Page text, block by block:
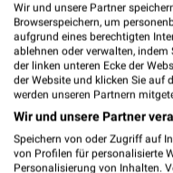
Wir und unsere Partner
Browserspeichern, um
aufgrund eines berechtigten
ablehnen oder verwalten, indem
der linken unteren Ecke der
der Website und klicken Sie auf
werden unseren Partnern
Wir und unsere Partner
Speichern von oder Zugriff auf
von Profilen für personalisierte
Personalisierung von Inhalten.